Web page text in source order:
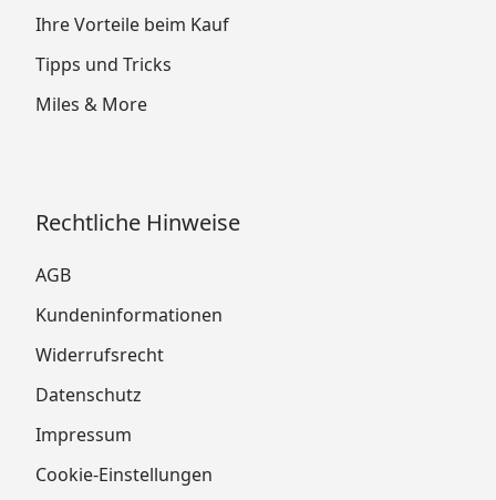
Ihre Vorteile beim Kauf
Tipps und Tricks
Miles & More
Rechtliche Hinweise
AGB
Kundeninformationen
Widerrufsrecht
Datenschutz
Impressum
Cookie-Einstellungen